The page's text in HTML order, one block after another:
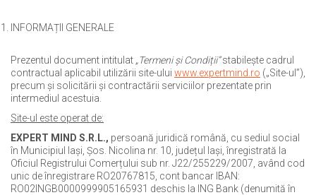
INFORMAȚII GENERALE
Prezentul document intitulat „Termeni și Condiții”stabilește cadrul
contractual aplicabil utilizării site-ului www.expertmind.ro („Site-ul”),
precum și solicitării și contractării serviciilor prezentate prin
intermediul acestuia.
Site-ul este operat de:
EXPERT MIND S.R.L., persoană juridică română, cu sediul social
în Municipiul Iași, Șos. Nicolina nr. 10, județul Iași, înregistrată la
Oficiul Registrului Comerțului sub nr. J22/255229/2007, având cod
unic de înregistrare RO20767815, cont bancar IBAN:
RO02INGB0000999905165931 deschis la ING Bank (denumită în